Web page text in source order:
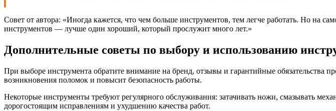
Совет от автора: «Иногда кажется, что чем больше инструментов, тем легче работать. Но на
инструментов — лучше один хороший, который прослужит много лет.»
Дополнительные советы по выбору и использованию
При выборе инструмента обратите внимание на бренд, отзывы и гарантийные обязательства
возникновения поломок и повысит безопасность работы.
Некоторые инструменты требуют регулярного обслуживания: затачивать ножи, смазывать
дорогостоящим исправлениям и ухудшению качества работ.